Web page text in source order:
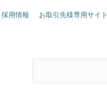
採用情報 お取引先様専用サイト